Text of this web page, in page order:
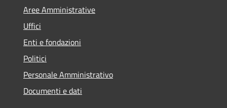
Aree Amministrative
Uffici
Enti e fondazioni
Politici
Personale Amministrativo
Documenti e dati